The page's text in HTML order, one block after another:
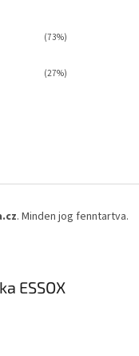
(73%)
(27%)
. Minden jog fenntartva.
ESSOX